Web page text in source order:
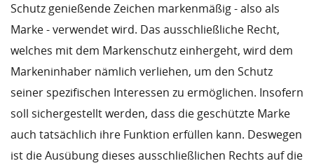
Schutz genießende Zeichen markenmäßig - also als
Marke - verwendet wird. Das ausschließliche Recht,
welches mit dem Markenschutz einhergeht, wird dem
Markeninhaber nämlich verliehen, um den Schutz
seiner spezifischen Interessen zu ermöglichen. Insofern
soll sichergestellt werden, dass die geschützte Marke
auch tatsächlich ihre Funktion erfüllen kann. Deswegen
ist die Ausübung dieses ausschließlichen Rechts auf die